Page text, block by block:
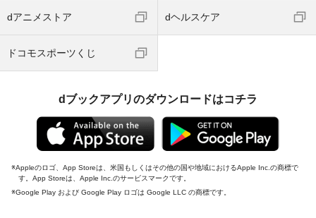
dアニメストア dヘルスケア
ドコモスポーツくじ
dブックアプリのダウンロードはコチラ
Appleのロゴ、App Storeは、米国もしくはその他の国や地域におけるApple Inc.の商標で
す。App Storeは、Apple Inc.のサービスマークです。
Google Play および Google Play ロゴは Google LLC の商標です。